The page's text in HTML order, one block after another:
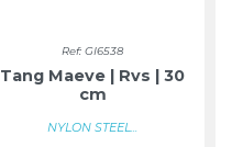
Ref: GI6538
Tang Maeve | Rvs | 30
cm
NYLON STEEL...